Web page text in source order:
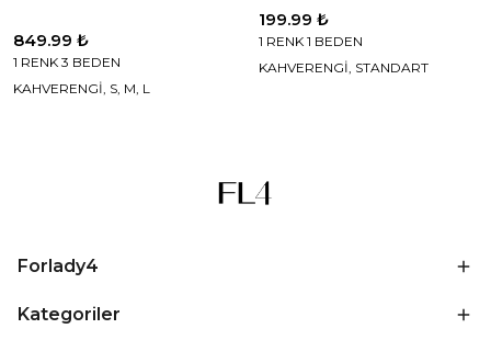
849.99 ₺
1 RENK 3 BEDEN
KAHVERENGİ, S, M, L
199.99 ₺
1 RENK 1 BEDEN
KAHVERENGİ, STANDART
Forlady4
Kategoriler